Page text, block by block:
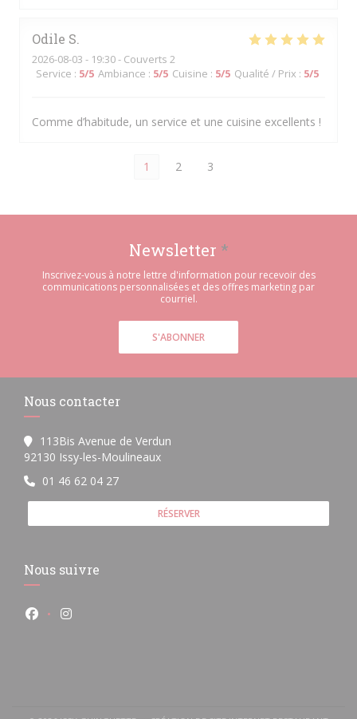
Odile S
2026-08-03 - 19:30 - Couverts 2
Service : 5/5 Ambiance : 5/5 Cuisine : 5/5 Qualité / Prix : 5/5
Comme d’habitude, un service et une cuisine excellents !
1 2 3
Newsletter *
Inscrivez-vous à notre lettre d'information pour recevoir des
communications personnalisées et des offres marketing par
courriel.
S'ABONNER
Nous contacter
113Bis Avenue de Verdun
92130 Issy-les-Moulineaux((ouvre une nouvelle fenêtre))
01 46 62 04 27
RÉSERVER
Nous suivre
Facebook ((ouvre une nouvelle fenêtre))
Instagram ((ouvre une nouvelle fenêtre))